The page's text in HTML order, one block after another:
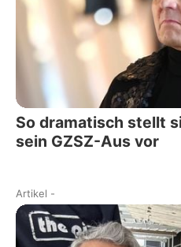
So dramatisch stellt
sein GZSZ-Aus vor
Artikel -